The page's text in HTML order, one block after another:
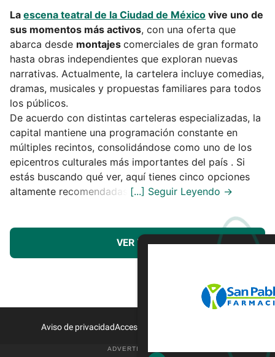
La escena teatral de la Ciudad de México vive uno de
sus momentos más activos, con una oferta que
abarca desde montajes comerciales de gran formato
hasta obras independientes que exploran nuevas
narrativas. Actualmente, la cartelera incluye comedias,
dramas, musicales y propuestas familiares para todos
los públicos.
De acuerdo con distintas carteleras especializadas, la
capital mantiene una programación constante en
múltiples recintos, consolidándose como uno de los
epicentros culturales más importantes del país . Si
estás buscando qué ver, aquí tienes cinco opciones
altamente recomendadas.
VER MÁS
Aviso de privacidadAcceso a Proveedores